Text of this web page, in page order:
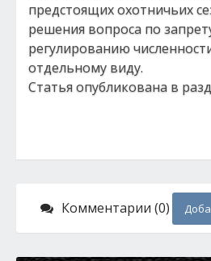
предстоящих охотничьих
решения вопроса по
регулированию
отдельному виду.
Статья опубликована в
Комментарии (0)